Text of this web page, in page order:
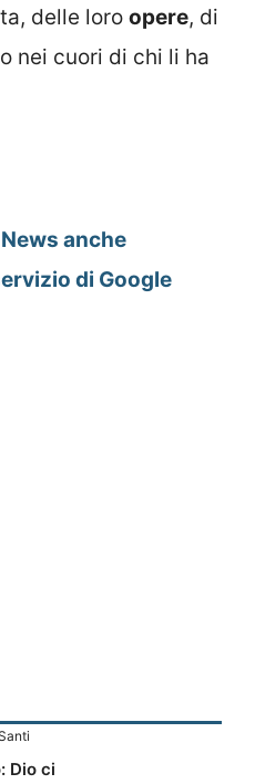
delle loro opere, di
nei cuori di chi li ha
anche
di Google
Dio ci